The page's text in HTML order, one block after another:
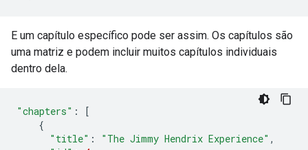
E um capítulo específico pode ser assim. Os capítulos são
uma matriz e podem incluir muitos capítulos individuais
dentro dela.
"chapters" :
[
{
"title" : "The Jimmy Hendrix Experience" ,